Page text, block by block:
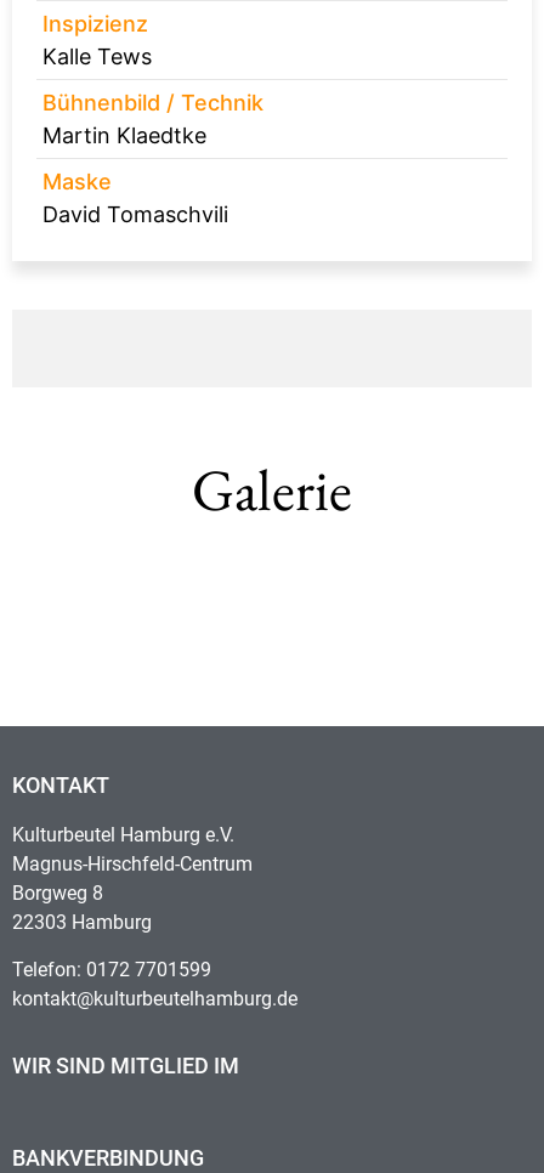
Inspizienz
Kalle Tews
Bühnenbild / Technik
Martin Klaedtke
Maske
David Tomaschvili
Galerie
KONTAKT
Kulturbeutel Hamburg e.V.
Magnus-Hirschfeld-Centrum
Borgweg 8
22303 Hamburg
Telefon: 0172 7701599
kontakt@kulturbeutelhamburg.de
WIR SIND MITGLIED IM
BANKVERBINDUNG